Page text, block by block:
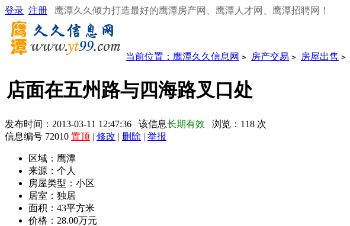
登录 注册 鹰潭久久倾力打造最好的鹰潭房产网、鹰潭人才网、鹰潭招聘网！
当前位置： 鹰潭久久信息网 > 房产交易 > 房屋出售 >
店面在五州路与四海路叉口处
发布时间：2013-03-11 12:47:36 该信息长期有效 浏览： 118 次
信息编号 72010 置顶 | 修改 | 删除 | 举报
区域： 鹰潭
来源： 个人
房屋类型： 小区
居室： 独居
面积： 43平方米
价格： 28.00万元